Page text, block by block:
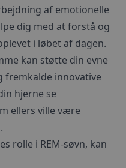
af emotionelle
dig med at forstå og
i løbet af dagen.
kan støtte din evne
fremkalde innovative
hjerne se
ellers ville være
rolle i REM-søvn, kan